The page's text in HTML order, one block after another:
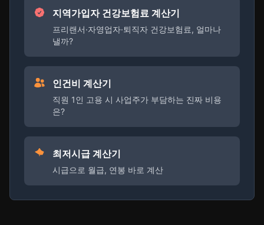
지역가입자 건강보험료 계산기
프리랜서·자영업자·퇴직자 건강보험료, 얼마나
낼까?
인건비 계산기
직원 1인 고용 시 사업주가 부담하는 진짜 비용
은?
최저시급 계산기
시급으로 월급, 연봉 바로 계산